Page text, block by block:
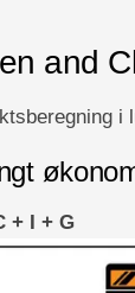
and
i
+ I + G